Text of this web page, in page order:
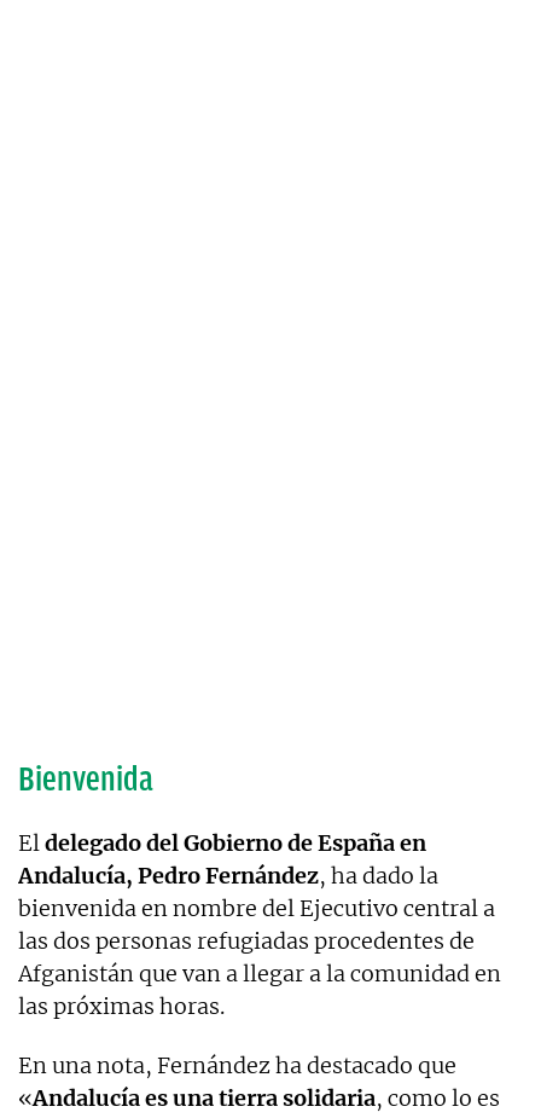
Bienvenida
Eldelegado del Gobierno de España en
Andalucía, Pedro Fernández, ha dado la
bienvenida en nombre del Ejecutivo central a
las dos personas refugiadas procedentes de
Afganistán que van a llegar a la comunidad en
las próximas horas.
En una nota, Fernández ha destacado que
«Andalucía es una tierra solidaria, como lo es